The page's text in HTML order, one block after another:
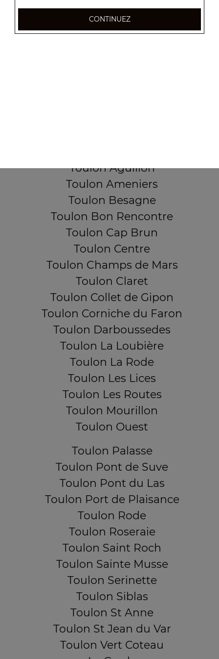
Toulon Aguillon
Toulon Ameniers
Toulon Besagne
Toulon Bon Rencontre
Toulon Cap Brun
Toulon Centre
Toulon Champs de Mars
Toulon Claret
Toulon Collet de Gipon
Toulon Corniche du Faron
Toulon Darboussedes
Toulon La Loubière
Toulon La Rode
Toulon Les Lices
Toulon Les Routes
Toulon Mourillon
Toulon Ouest
Toulon Palasse
Toulon Pont de Suve
Toulon Pont du Las
Toulon Port de Plaisance
Toulon Rode
Toulon Roseraie
Toulon Saint Roch
Toulon Sainte Musse
Toulon Serinette
Toulon Siblas
Toulon St Anne
Toulon St Jean du Var
Toulon Vert Coteau
CONTINUEZ